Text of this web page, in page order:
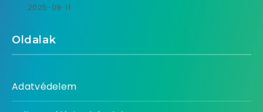
2025-09-11
Oldalak
Adatvédelem